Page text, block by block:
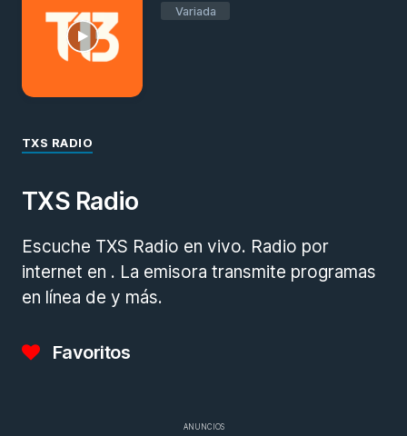
Variada
TXS RADIO
TXS Radio
Escuche TXS Radio en vivo. Radio por
internet en . La emisora transmite programas
en línea de y más.
Favoritos
ANUNCIOS